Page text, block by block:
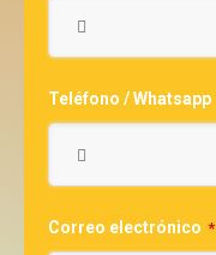
Teléfono / Whatsapp
Correo electrónico *